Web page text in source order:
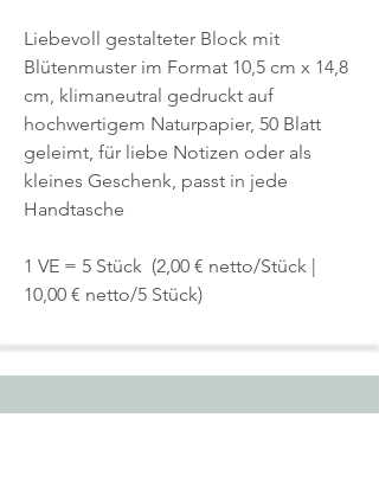
Liebevoll gestalteter Block mit
Blütenmuster im Format 10,5 cm x 14,8
cm, klimaneutral gedruckt auf
hochwertigem Naturpapier, 50 Blatt
geleimt, für liebe Notizen oder als
kleines Geschenk, passt in jede
Handtasche
1 VE = 5 Stück (2,00 € netto/Stück |
10,00 € netto/5 Stück)